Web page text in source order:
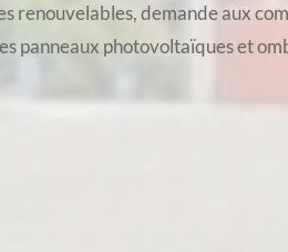
renouvelables, demande aux
panneaux photovoltaïques et